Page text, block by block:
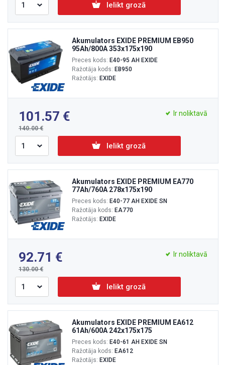
Ielikt grozā
Akumulators EXIDE PREMIUM EB950
95Ah/800A 353x175x190
Preces kods: E40-95 AH EXIDE
Ražotāja kods: EB950
Ražotājs: EXIDE
101.57
140.00
Ir noliktavā
Ielikt grozā
Akumulators EXIDE PREMIUM EA770
77Ah/760A 278x175x190
Preces kods: E40-77 AH EXIDE SN
Ražotāja kods: EA770
Ražotājs: EXIDE
92.71
130.00
Ir noliktavā
Ielikt grozā
Akumulators EXIDE PREMIUM EA612
61Ah/600A 242x175x175
Preces kods: E40-61 AH EXIDE SN
Ražotāja kods: EA612
Ražotājs: EXIDE